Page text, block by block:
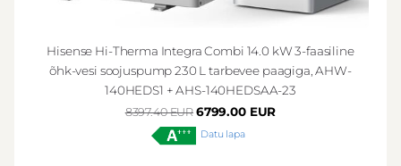
Hisense Hi-Therma Integra Combi 14.0 kW 3-faasiline
õhk-vesi soojuspump 230 L tarbevee paagiga, AHW-
140HEDS1 + AHS-140HEDSAA-23
8397.40 EUR 6799.00 EUR
Datu lapa